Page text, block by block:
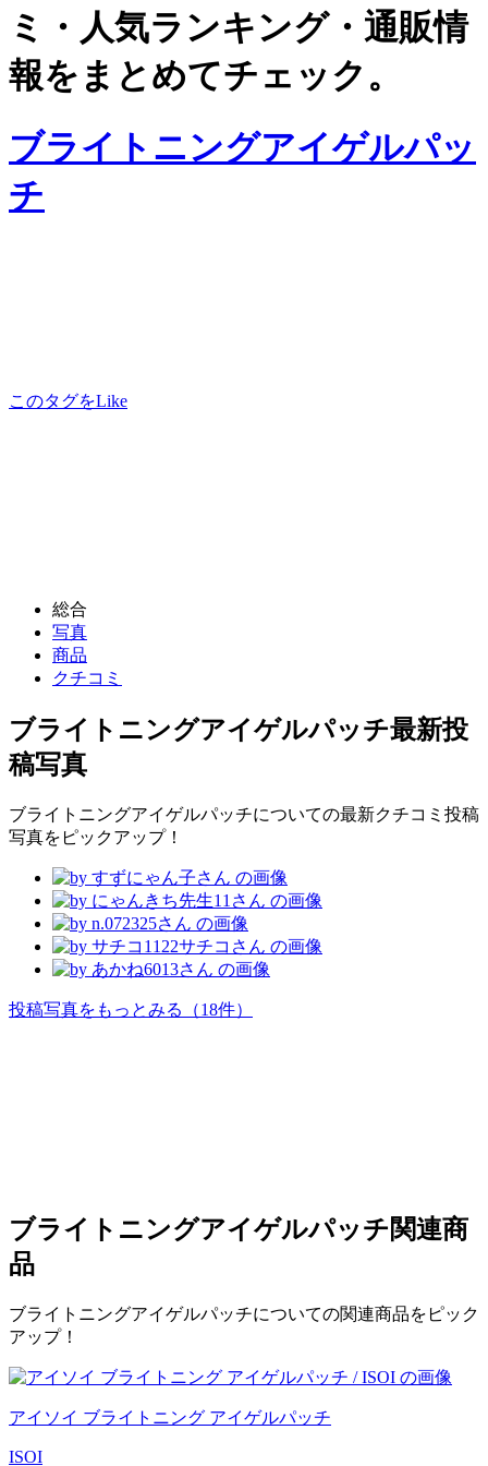
ミ・人気ランキング・通販情
報をまとめてチェック。
ブライトニングアイゲルパッ
チ
このタグをLike
総合
写真
商品
クチコミ
ブライトニングアイゲルパッチ最新投
稿写真
ブライトニングアイゲルパッチについての最新クチコミ投稿
写真をピックアップ！
投稿写真をもっとみる （18件）
ブライトニングアイゲルパッチ関連商
品
ブライトニングアイゲルパッチについての関連商品をピック
アップ！
アイソイ ブライトニング アイゲルパッチ
ISOI